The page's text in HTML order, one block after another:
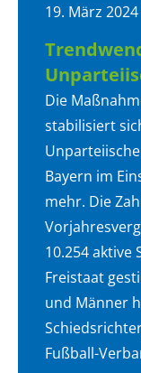
19. März 2024
Die
stabilisiert
Bayern im
mehr. Die
10.254
Freistaat
und Männer
Fußball-